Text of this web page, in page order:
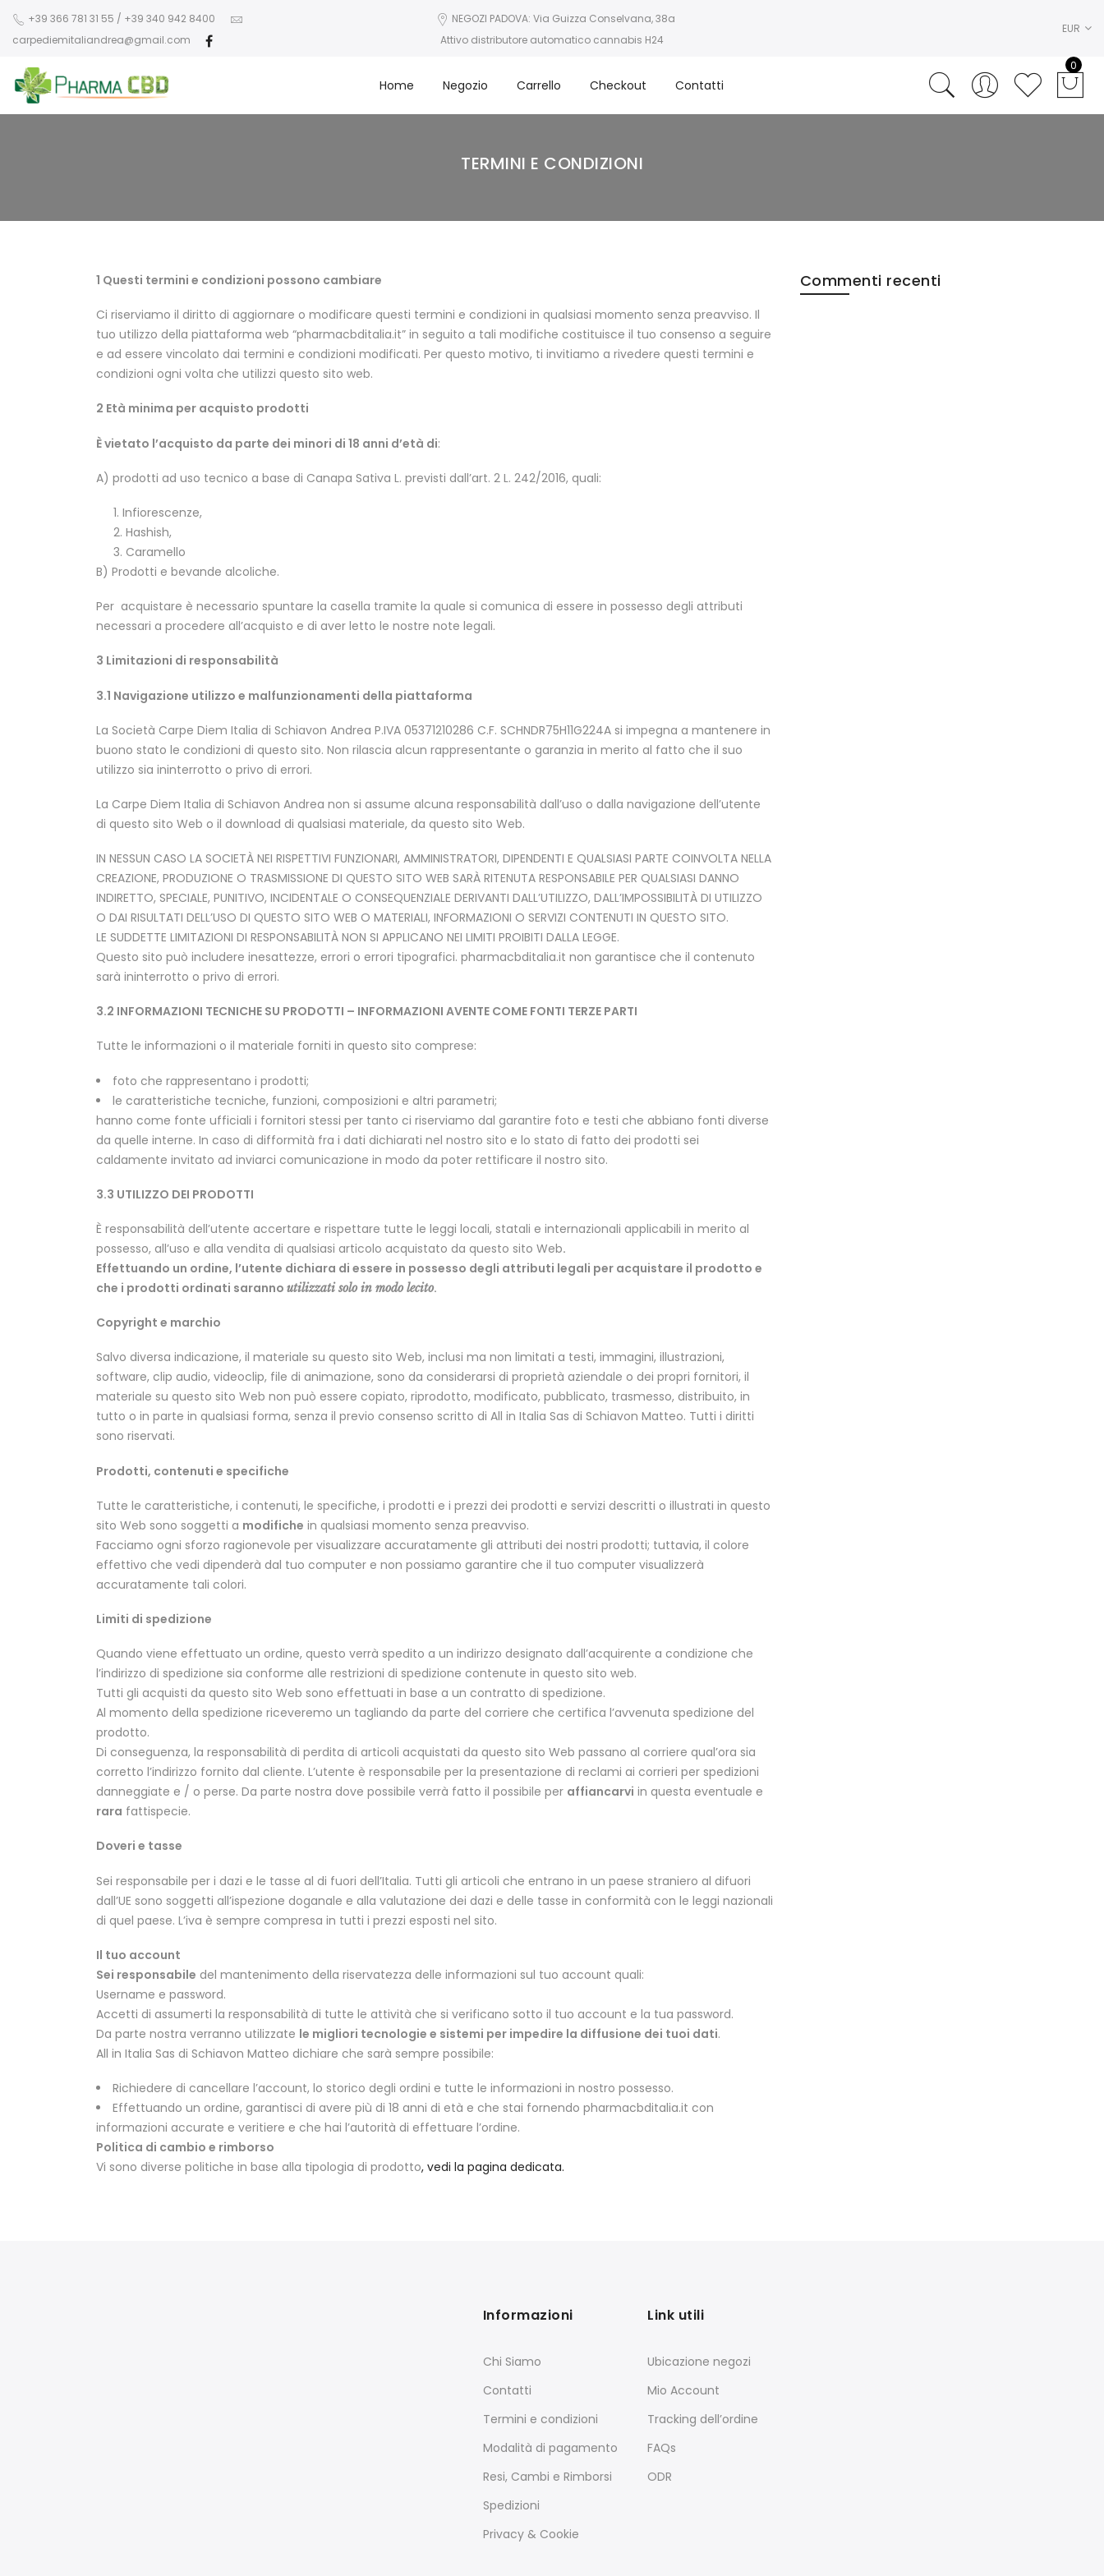
+39 366 781 31 55 / +39 340 942 8400
carpediemitaliandrea@gmail.com
NEGOZI PADOVA: Via Guizza Conselvana, 38a
Attivo distributore automatico cannabis H24
EUR
Home Negozio Carrello Checkout Contatti
0
TERMINI E CONDIZIONI
1 Questi termini e condizioni possono cambiare
Ci riserviamo il diritto di aggiornare o modificare questi termini e condizioni in qualsiasi momento senza preavviso. Il
tuo utilizzo della piattaforma web “pharmacbditalia.it” in seguito a tali modifiche costituisce il tuo consenso a seguire
e ad essere vincolato dai termini e condizioni modificati. Per questo motivo, ti invitiamo a rivedere questi termini e
condizioni ogni volta che utilizzi questo sito web.
2 Età minima per acquisto prodotti
È vietato l’acquisto da parte dei minori di 18 anni d’età di:
A) prodotti ad uso tecnico a base di Canapa Sativa L. previsti dall’art. 2 L. 242/2016, quali:
Infiorescenze,
Hashish,
Caramello
B) Prodotti e bevande alcoliche.
Per acquistare è necessario spuntare la casella tramite la quale si comunica di essere in possesso degli attributi
necessari a procedere all’acquisto e di aver letto le nostre note legali.
3 Limitazioni di responsabilità
3.1 Navigazione utilizzo e malfunzionamenti della piattaforma
La Società Carpe Diem Italia di Schiavon Andrea P.IVA 05371210286 C.F. SCHNDR75H11G224A si impegna a mantenere in
buono stato le condizioni di questo sito. Non rilascia alcun rappresentante o garanzia in merito al fatto che il suo
utilizzo sia ininterrotto o privo di errori.
La Carpe Diem Italia di Schiavon Andrea non si assume alcuna responsabilità dall’uso o dalla navigazione dell’utente
di questo sito Web o il download di qualsiasi materiale, da questo sito Web.
IN NESSUN CASO LA SOCIETÀ NEI RISPETTIVI FUNZIONARI, AMMINISTRATORI, DIPENDENTI E QUALSIASI PARTE COINVOLTA NELLA
CREAZIONE, PRODUZIONE O TRASMISSIONE DI QUESTO SITO WEB SARÀ RITENUTA RESPONSABILE PER QUALSIASI DANNO
INDIRETTO, SPECIALE, PUNITIVO, INCIDENTALE O CONSEQUENZIALE DERIVANTI DALL’UTILIZZO, DALL’IMPOSSIBILITÀ DI UTILIZZO
O DAI RISULTATI DELL’USO DI QUESTO SITO WEB O MATERIALI, INFORMAZIONI O SERVIZI CONTENUTI IN QUESTO SITO.
LE SUDDETTE LIMITAZIONI DI RESPONSABILITÀ NON SI APPLICANO NEI LIMITI PROIBITI DALLA LEGGE.
Questo sito può includere inesattezze, errori o errori tipografici. pharmacbditalia.it non garantisce che il contenuto
sarà ininterrotto o privo di errori.
3.2 INFORMAZIONI TECNICHE SU PRODOTTI – INFORMAZIONI AVENTE COME FONTI TERZE PARTI
Tutte le informazioni o il materiale forniti in questo sito comprese:
foto che rappresentano i prodotti;
le caratteristiche tecniche, funzioni, composizioni e altri parametri;
hanno come fonte ufficiali i fornitori stessi per tanto ci riserviamo dal garantire foto e testi che abbiano fonti diverse
da quelle interne. In caso di difformità fra i dati dichiarati nel nostro sito e lo stato di fatto dei prodotti sei
caldamente invitato ad inviarci comunicazione in modo da poter rettificare il nostro sito.
3.3 UTILIZZO DEI PRODOTTI
È responsabilità dell’utente accertare e rispettare tutte le leggi locali, statali e internazionali applicabili in merito al
possesso, all’uso e alla vendita di qualsiasi articolo acquistato da questo sito Web.
Effettuando un ordine, l’utente dichiara di essere in possesso degli attributi legali per acquistare il prodotto e
che i prodotti ordinati saranno utilizzati solo in modo lecito.
Copyright e marchio
Salvo diversa indicazione, il materiale su questo sito Web, inclusi ma non limitati a testi, immagini, illustrazioni,
software, clip audio, videoclip, file di animazione, sono da considerarsi di proprietà aziendale o dei propri fornitori, il
materiale su questo sito Web non può essere copiato, riprodotto, modificato, pubblicato, trasmesso, distribuito, in
tutto o in parte in qualsiasi forma, senza il previo consenso scritto di All in Italia Sas di Schiavon Matteo. Tutti i diritti
sono riservati.
Prodotti, contenuti e specifiche
Tutte le caratteristiche, i contenuti, le specifiche, i prodotti e i prezzi dei prodotti e servizi descritti o illustrati in questo
sito Web sono soggetti a modifiche in qualsiasi momento senza preavviso.
Facciamo ogni sforzo ragionevole per visualizzare accuratamente gli attributi dei nostri prodotti; tuttavia, il colore
effettivo che vedi dipenderà dal tuo computer e non possiamo garantire che il tuo computer visualizzerà
accuratamente tali colori.
Limiti di spedizione
Quando viene effettuato un ordine, questo verrà spedito a un indirizzo designato dall’acquirente a condizione che
l’indirizzo di spedizione sia conforme alle restrizioni di spedizione contenute in questo sito web.
Tutti gli acquisti da questo sito Web sono effettuati in base a un contratto di spedizione.
Al momento della spedizione riceveremo un tagliando da parte del corriere che certifica l’avvenuta spedizione del
prodotto.
Di conseguenza, la responsabilità di perdita di articoli acquistati da questo sito Web passano al corriere qual’ora sia
corretto l’indirizzo fornito dal cliente. L’utente è responsabile per la presentazione di reclami ai corrieri per spedizioni
danneggiate e / o perse. Da parte nostra dove possibile verrà fatto il possibile per affiancarvi in questa eventuale e
rara fattispecie.
Doveri e tasse
Sei responsabile per i dazi e le tasse al di fuori dell’Italia. Tutti gli articoli che entrano in un paese straniero al difuori
dall’UE sono soggetti all’ispezione doganale e alla valutazione dei dazi e delle tasse in conformità con le leggi nazionali
di quel paese. L’iva è sempre compresa in tutti i prezzi esposti nel sito.
Il tuo account
Sei responsabile del mantenimento della riservatezza delle informazioni sul tuo account quali:
Username e password.
Accetti di assumerti la responsabilità di tutte le attività che si verificano sotto il tuo account e la tua password.
Da parte nostra verranno utilizzate le migliori tecnologie e sistemi per impedire la diffusione dei tuoi dati.
All in Italia Sas di Schiavon Matteo dichiare che sarà sempre possibile:
Richiedere di cancellare l’account, lo storico degli ordini e tutte le informazioni in nostro possesso.
Effettuando un ordine, garantisci di avere più di 18 anni di età e che stai fornendo pharmacbditalia.it con
informazioni accurate e veritiere e che hai l’autorità di effettuare l’ordine.
Politica di cambio e rimborso
Vi sono diverse politiche in base alla tipologia di prodotto, vedi la pagina dedicata.
Commenti recenti
Informazioni
Chi Siamo
Contatti
Termini e condizioni
Modalità di pagamento
Resi, Cambi e Rimborsi
Spedizioni
Privacy & Cookie
Link utili
Ubicazione negozi
Mio Account
Tracking dell’ordine
FAQs
ODR